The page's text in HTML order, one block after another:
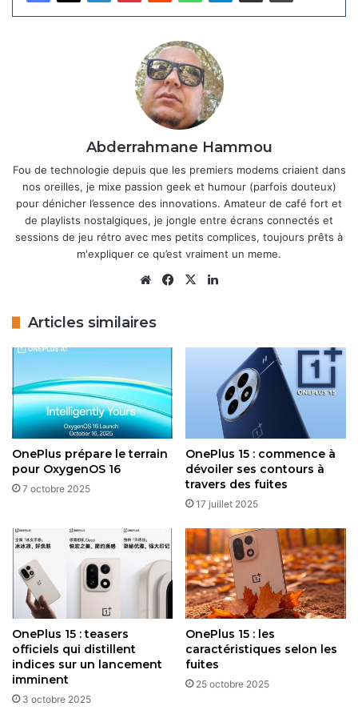
se distingue par son
Snapdragon 8s Gen 3, une puce puissante
habituellement réservée aux appareils haut de gamme,
avec des performances optimisées pour le gaming à 144
FPS, comme annoncé par OnePlus sur X. Il est équipé d’un
écran AMOLED de 6,83 pouces avec une résolution 1,5K
(2800 x 1272) et un taux de rafraîchissement de 120 Hz,
garantissant une fluidité et une netteté remarquables. La
configuration inclut jusqu’à 12 Go de RAM LPDDR5X et 512
Go de stockage, idéale pour le multitâche et les
applications gourmandes.
OnePlus Pad 3 : la tablette haut de
gamme est maintenant disponible à
18 avril 2026
OnePlus Pad 3 Pro et Pad Mini : deux
nouvelles tablettes en préparation
pour élargir l’offre Android
Abderrahmane Hammou
Fou de technologie depuis que les premiers modems criaient dans
nos oreilles, je mixe passion geek et humour (parfois douteux)
pour dénicher l’essence des innovations. Amateur de café fort et
de playlists nostalgiques, je jongle entre écrans connectés et
sessions de jeu rétro avec mes petits complices, toujours prêts à
m'expliquer ce qu’est vraiment un meme.
WebsiteFacebook
X
Articles similaires
OnePlus prépare le terrain
pour OxygenOS 16
7 octobre 2025
OnePlus 15 : commence à
dévoiler ses contours à
travers des fuites
17 juillet 2025
OnePlus 15 : teasers
officiels qui distillent
indices sur un lancement
imminent
3 octobre 2025
OnePlus 15 : les
caractéristiques selon les
fuites
25 octobre 2025